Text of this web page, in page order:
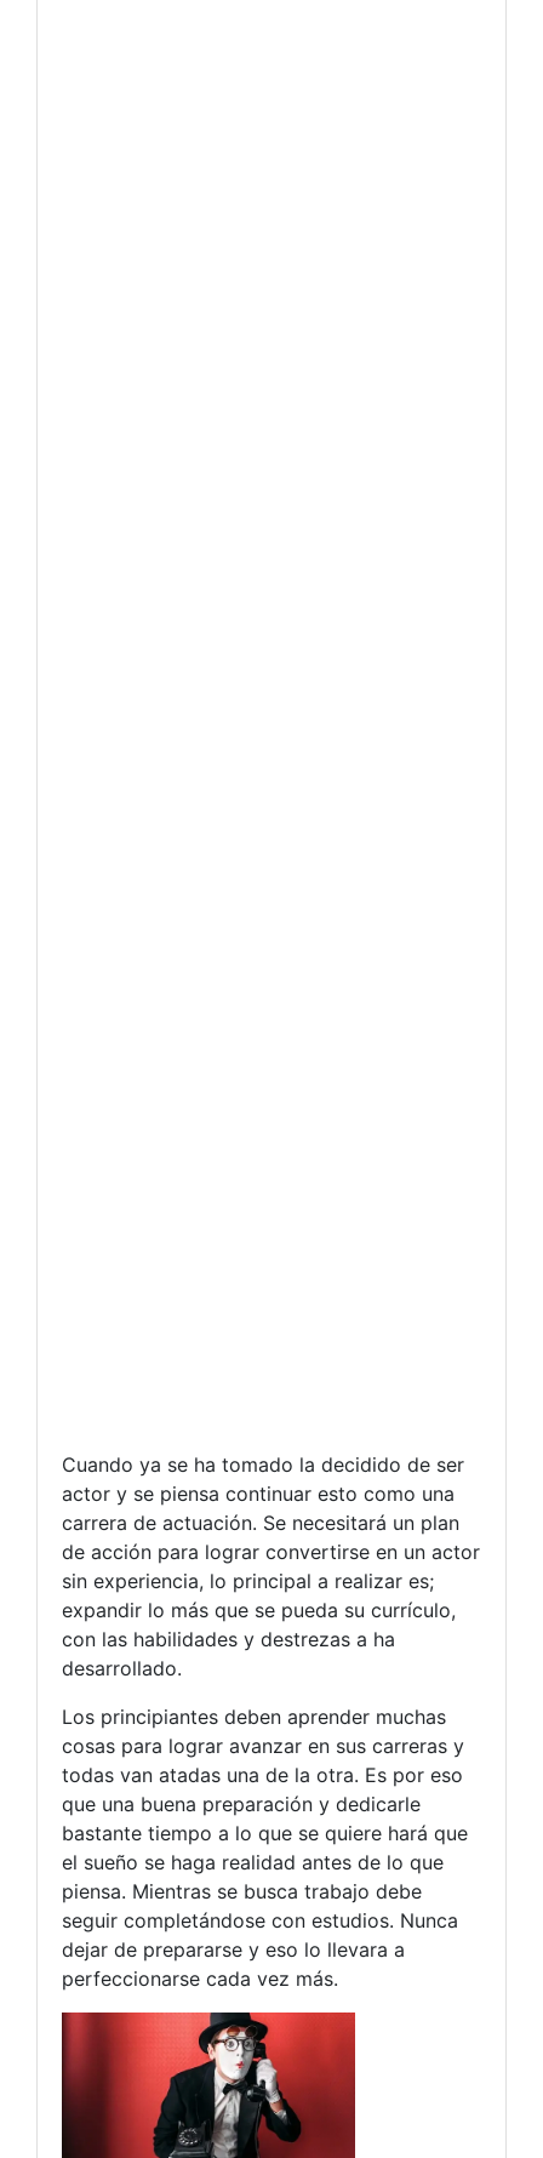
Cuando ya se ha tomado la decidido de ser
actor y se piensa continuar esto como una
carrera de actuación. Se necesitará un plan
de acción para lograr convertirse en un actor
sin experiencia, lo principal a realizar es;
expandir lo más que se pueda su currículo,
con las habilidades y destrezas a ha
desarrollado.
Los principiantes deben aprender muchas
cosas para lograr avanzar en sus carreras y
todas van atadas una de la otra. Es por eso
que una buena preparación y dedicarle
bastante tiempo a lo que se quiere hará que
el sueño se haga realidad antes de lo que
piensa. Mientras se busca trabajo debe
seguir completándose con estudios. Nunca
dejar de prepararse y eso lo llevara a
perfeccionarse cada vez más.